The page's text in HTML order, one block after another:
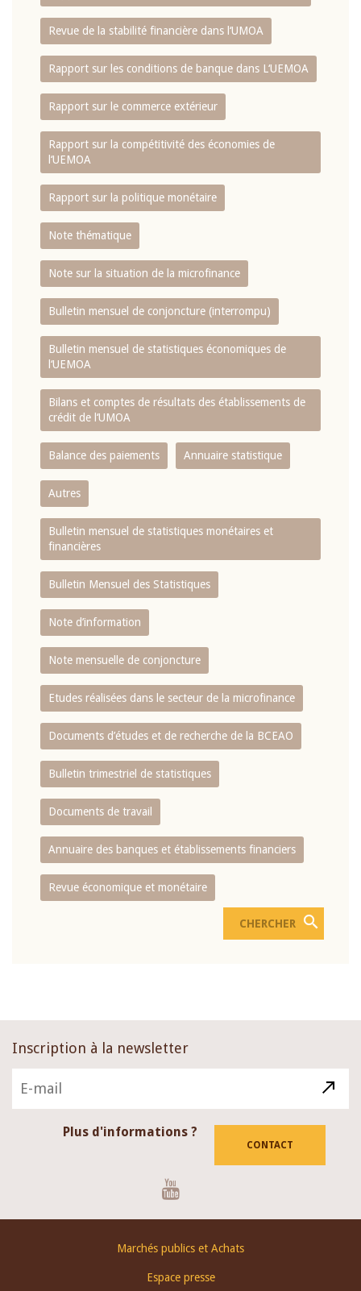
Revue de la stabilité financière dans l‘UMOA
Rapport sur les conditions de banque dans L‘UEMOA
Rapport sur le commerce extérieur
Rapport sur la compétitivité des économies de
l‘UEMOA
Rapport sur la politique monétaire
Note thématique
Note sur la situation de la microfinance
Bulletin mensuel de conjoncture (interrompu)
Bulletin mensuel de statistiques économiques de
l‘UEMOA
Bilans et comptes de résultats des établissements de
crédit de l‘UMOA
Balance des paiements Annuaire statistique
Autres
Bulletin mensuel de statistiques monétaires et
financières
Bulletin Mensuel des Statistiques
Note d’information
Note mensuelle de conjoncture
Etudes réalisées dans le secteur de la microfinance
Documents d’études et de recherche de la BCEAO
Bulletin trimestriel de statistiques
Documents de travail
Annuaire des banques et établissements financiers
Revue économique et monétaire
Inscription à la newsletter
Plus d'informations ?
CONTACT
Marchés publics et Achats
Espace presse